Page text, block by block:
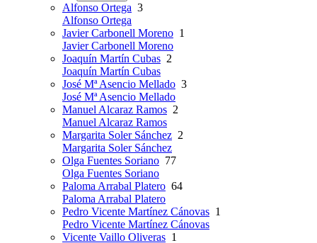
Alfonso Ortega 3
Alfonso Ortega
Javier Carbonell Moreno 1
Javier Carbonell Moreno
Joaquín Martín Cubas 2
Joaquín Martín Cubas
José Mª Asencio Mellado 3
José Mª Asencio Mellado
Manuel Alcaraz Ramos 2
Manuel Alcaraz Ramos
Margarita Soler Sánchez 2
Margarita Soler Sánchez
Olga Fuentes Soriano 77
Olga Fuentes Soriano
Paloma Arrabal Platero 64
Paloma Arrabal Platero
Pedro Vicente Martínez Cánovas 1
Pedro Vicente Martínez Cánovas
Vicente Vaillo Oliveras 1